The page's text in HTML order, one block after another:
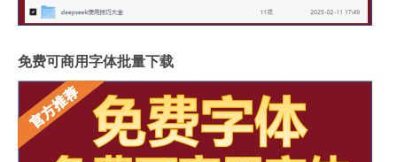
免费可商用字体批量下载